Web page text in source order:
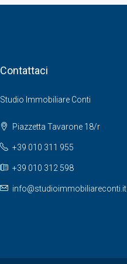
Contattaci
Studio Immobiliare Conti
Piazzetta Tavarone 18/r
+39 010 311 955
+39 010 312 598
info@studioimmobiliareconti.it